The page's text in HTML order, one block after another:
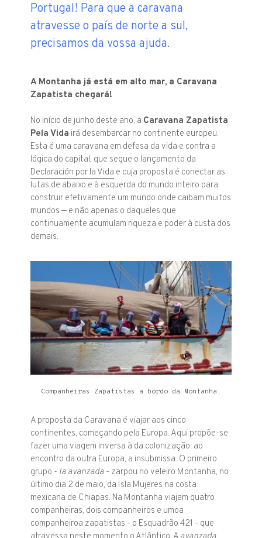
Portugal! Para que a caravana
atravesse o país de norte a sul,
precisamos da vossa ajuda.
A Montanha já está em alto mar, a Caravana
Zapatista chegará!
No início de junho deste ano, a Caravana Zapatista
Pela Vida irá desembarcar no continente europeu.
Esta é uma caravana em defesa da vida e contra a
lógica do capital, que segue o lançamento da
Declaración por la Vida e cuja proposta é conectar as
lutas de abaixo e à esquerda do mundo inteiro para
construir efetivamente um mundo onde caibam muitos
mundos — e não apenas o daqueles que
continuamente acumulam riqueza e poder à custa dos
demais.
Companheiras Zapatistas a bordo da Montanha.
A proposta da Caravana é viajar aos cinco
continentes, começando pela Europa. Aqui propõe-se
fazer uma viagem inversa à da colonização: ao
encontro da outra Europa, a insubmissa. O primeiro
grupo - la avanzada - zarpou no veleiro Montanha, no
último dia 2 de maio, da Isla Mujeres na costa
mexicana de Chiapas. Na Montanha viajam quatro
companheiras, dois companheiros e umoa
companheiroa zapatistas - o Esquadrão 421 - que